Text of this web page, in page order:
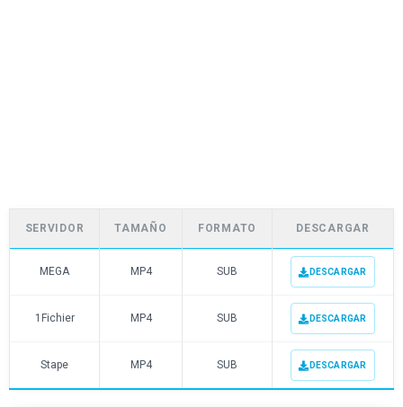
SERVIDOR TAMAÑO FORMATO DESCARGAR
MEGA MP4 SUB DESCARGAR
1Fichier MP4 SUB DESCARGAR
Stape MP4 SUB DESCARGAR